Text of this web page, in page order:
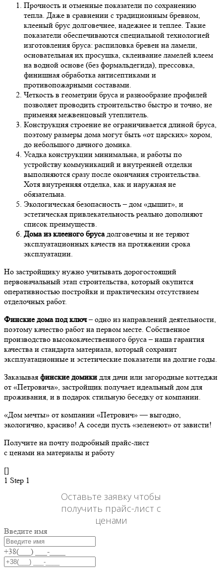
Прочность и отменные показатели по сохранению
тепла. Даже в сравнении с традиционным бревном,
клееный брус долговечнее, надежнее и теплее. Такие
показатели обеспечиваются специальной технологией
изготовления бруса: распиловка бревен на ламели,
основательная их просушка, склеивание ламелей клеем
на водной основе (без формальдегида), прессовка,
финишная обработка антисептиками и
противопожарными составами.
Четкость в геометрии бруса и разнообразие профилей
позволяет проводить строительство быстро и точно, не
применяя межвенцовый утеплитель.
Конструкция строение не ограничивается длиной бруса,
поэтому размеры дома могут быть «от царских» хором,
до небольшого дачного домика.
Усадка конструкции минимальна, и работы по
устройству коммуникаций и внутренней отделки
выполняются сразу после окончания строительства.
Хотя внутренняя отделка, как и наружная не
обязательна.
Экологическая безопасность – дом «дышит», и
эстетическая привлекательность реально дополняют
список преимуществ.
Дома из клееного брусадолговечны и не теряют
эксплуатационных качеств на протяжении срока
эксплуатации.
Но застройщику нужно учитывать дорогостоящий
первоначальный этап строительства, который окупится
оперативностью постройки и практическим отсутствием
отделочных работ.
Финские дома под ключ– одно из направлений деятельности,
поэтому качество работ на первом месте. Собственное
производство высококачественного бруса – наша гарантия
качества и стандарта материала, который сохранит
эксплуатационные и эстетические показатели на долгие годы.
Заказывая финские домики для дачи или загородные коттеджи
от «Петровича», застройщик получает идеальный дом для
проживания, и в подарок стильную беседку от компании.
«Дом мечты» от компании «Петрович» — выгодно,
экологично, красиво! А соседи пусть «зеленеют» от зависти!
Получите на почту подробный прайс-лист
с ценами на материалы и работу
[]
1 Step 1
Оставьте заявку чтобы
получить прайс-лист с
ценами
Введите имя
+38(___) ___-____